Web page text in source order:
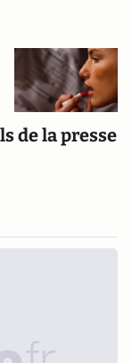
de la presse